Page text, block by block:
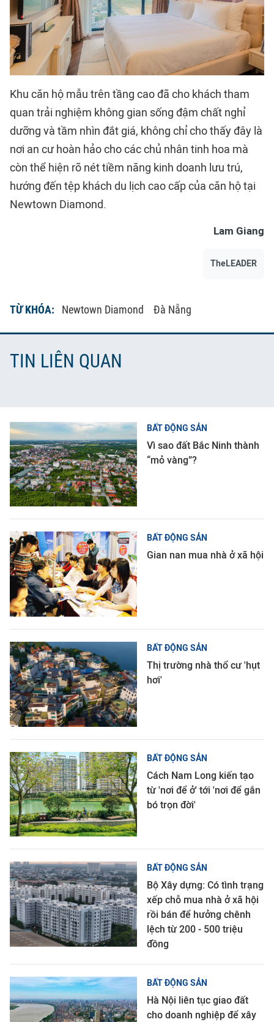
Khu căn hộ mẫu trên tầng cao đã cho khách tham
quan trải nghiệm không gian sống đậm chất nghỉ
dưỡng và tầm nhìn đắt giá, không chỉ cho thấy đây là
nơi an cư hoàn hảo cho các chủ nhân tinh hoa mà
còn thể hiện rõ nét tiềm năng kinh doanh lưu trú,
hướng đến tệp khách du lịch cao cấp của căn hộ tại
Newtown Diamond.
Lam Giang
TheLEADER
TỪ KHÓA: Newtown Diamond Đà Nẵng
TIN LIÊN QUAN
BẤT ĐỘNG SẢN
Vì sao đất Bắc Ninh thành
“mỏ vàng”?
BẤT ĐỘNG SẢN
Gian nan mua nhà ở xã hội
BẤT ĐỘNG SẢN
Thị trường nhà thổ cư 'hụt
hơi'
BẤT ĐỘNG SẢN
Cách Nam Long kiến tạo
từ 'nơi để ở' tới 'nơi để gắn
bó trọn đời'
BẤT ĐỘNG SẢN
Bộ Xây dựng: Có tình trạng
xếp chỗ mua nhà ở xã hội
rồi bán để hưởng chênh
lệch từ 200 - 500 triệu
đồng
BẤT ĐỘNG SẢN
Hà Nội liên tục giao đất
cho doanh nghiệp để xây